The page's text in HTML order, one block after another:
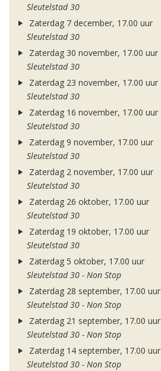
Sleutelstad 30
Zaterdag 7 december, 17.00 uur
Sleutelstad 30
Zaterdag 30 november, 17.00 uur
Sleutelstad 30
Zaterdag 23 november, 17.00 uur
Sleutelstad 30
Zaterdag 16 november, 17.00 uur
Sleutelstad 30
Zaterdag 9 november, 17.00 uur
Sleutelstad 30
Zaterdag 2 november, 17.00 uur
Sleutelstad 30
Zaterdag 26 oktober, 17.00 uur
Sleutelstad 30
Zaterdag 19 oktober, 17.00 uur
Sleutelstad 30
Zaterdag 5 oktober, 17.00 uur
Sleutelstad 30 - Non Stop
Zaterdag 28 september, 17.00 uur
Sleutelstad 30 - Non Stop
Zaterdag 21 september, 17.00 uur
Sleutelstad 30 - Non Stop
Zaterdag 14 september, 17.00 uur
Sleutelstad 30 - Non Stop